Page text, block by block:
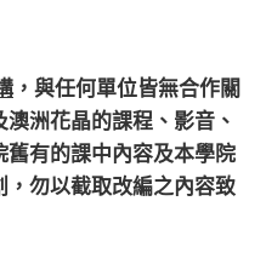
， 與任何單位皆無合作關
洲花晶的課程、影音、
有的課中內容及本學院
勿以截取改編之內容致